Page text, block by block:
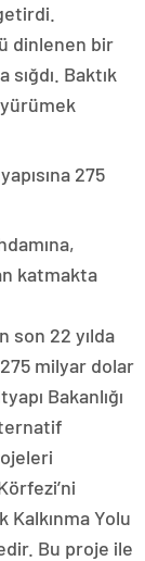
dinlenen bir
Baktık
275
katmakta
son 22 yılda
milyar dolar
Bakanlığı
Kalkınma Yolu
Bu proje ile